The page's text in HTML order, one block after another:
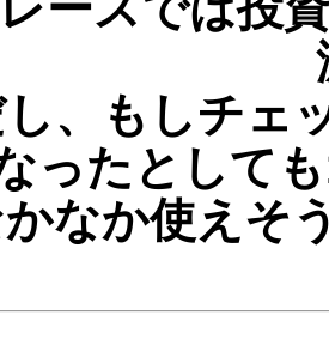
、もしチェ
ったとして
なか使えそ